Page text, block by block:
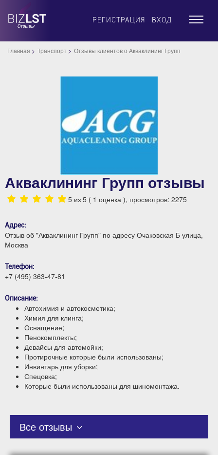
РЕГИСТРАЦИЯ ВХОД ×
Главная Транспорт Отзывы клиентов о Акваклининг Групп
Акваклининг Групп отзывы
5 из 5 ( 1 оценка ), просмотров: 2275
Адрес:
Отзыв об "Акваклининг Групп" по адресу Очаковская Б улица,
Москва
Телефон:
+7 (495) 363-47-81
Описание:
Автохимия и автокосметика;
Химия для клинга;
Оснащение;
Пенокомплекты;
Девайсы для автомойки;
Протирочные которые были использованы;
Инвинтарь для уборки;
Спецовка;
Которые были использованы для шиномонтажа.
Все отзывы